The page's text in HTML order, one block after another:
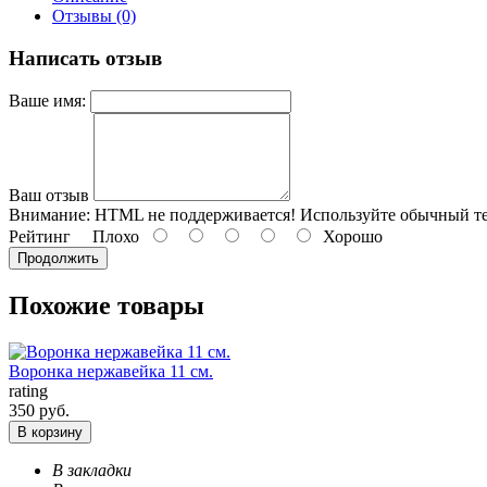
Отзывы (0)
Написать отзыв
Ваше имя:
Ваш отзыв
Внимание: HTML не поддерживается! Используйте обычный
Рейтинг Плохо Хорошо
Продолжить
Похожие товары
Воронка нержавейка 11 см.
rating
350 руб.
В корзину
В закладки